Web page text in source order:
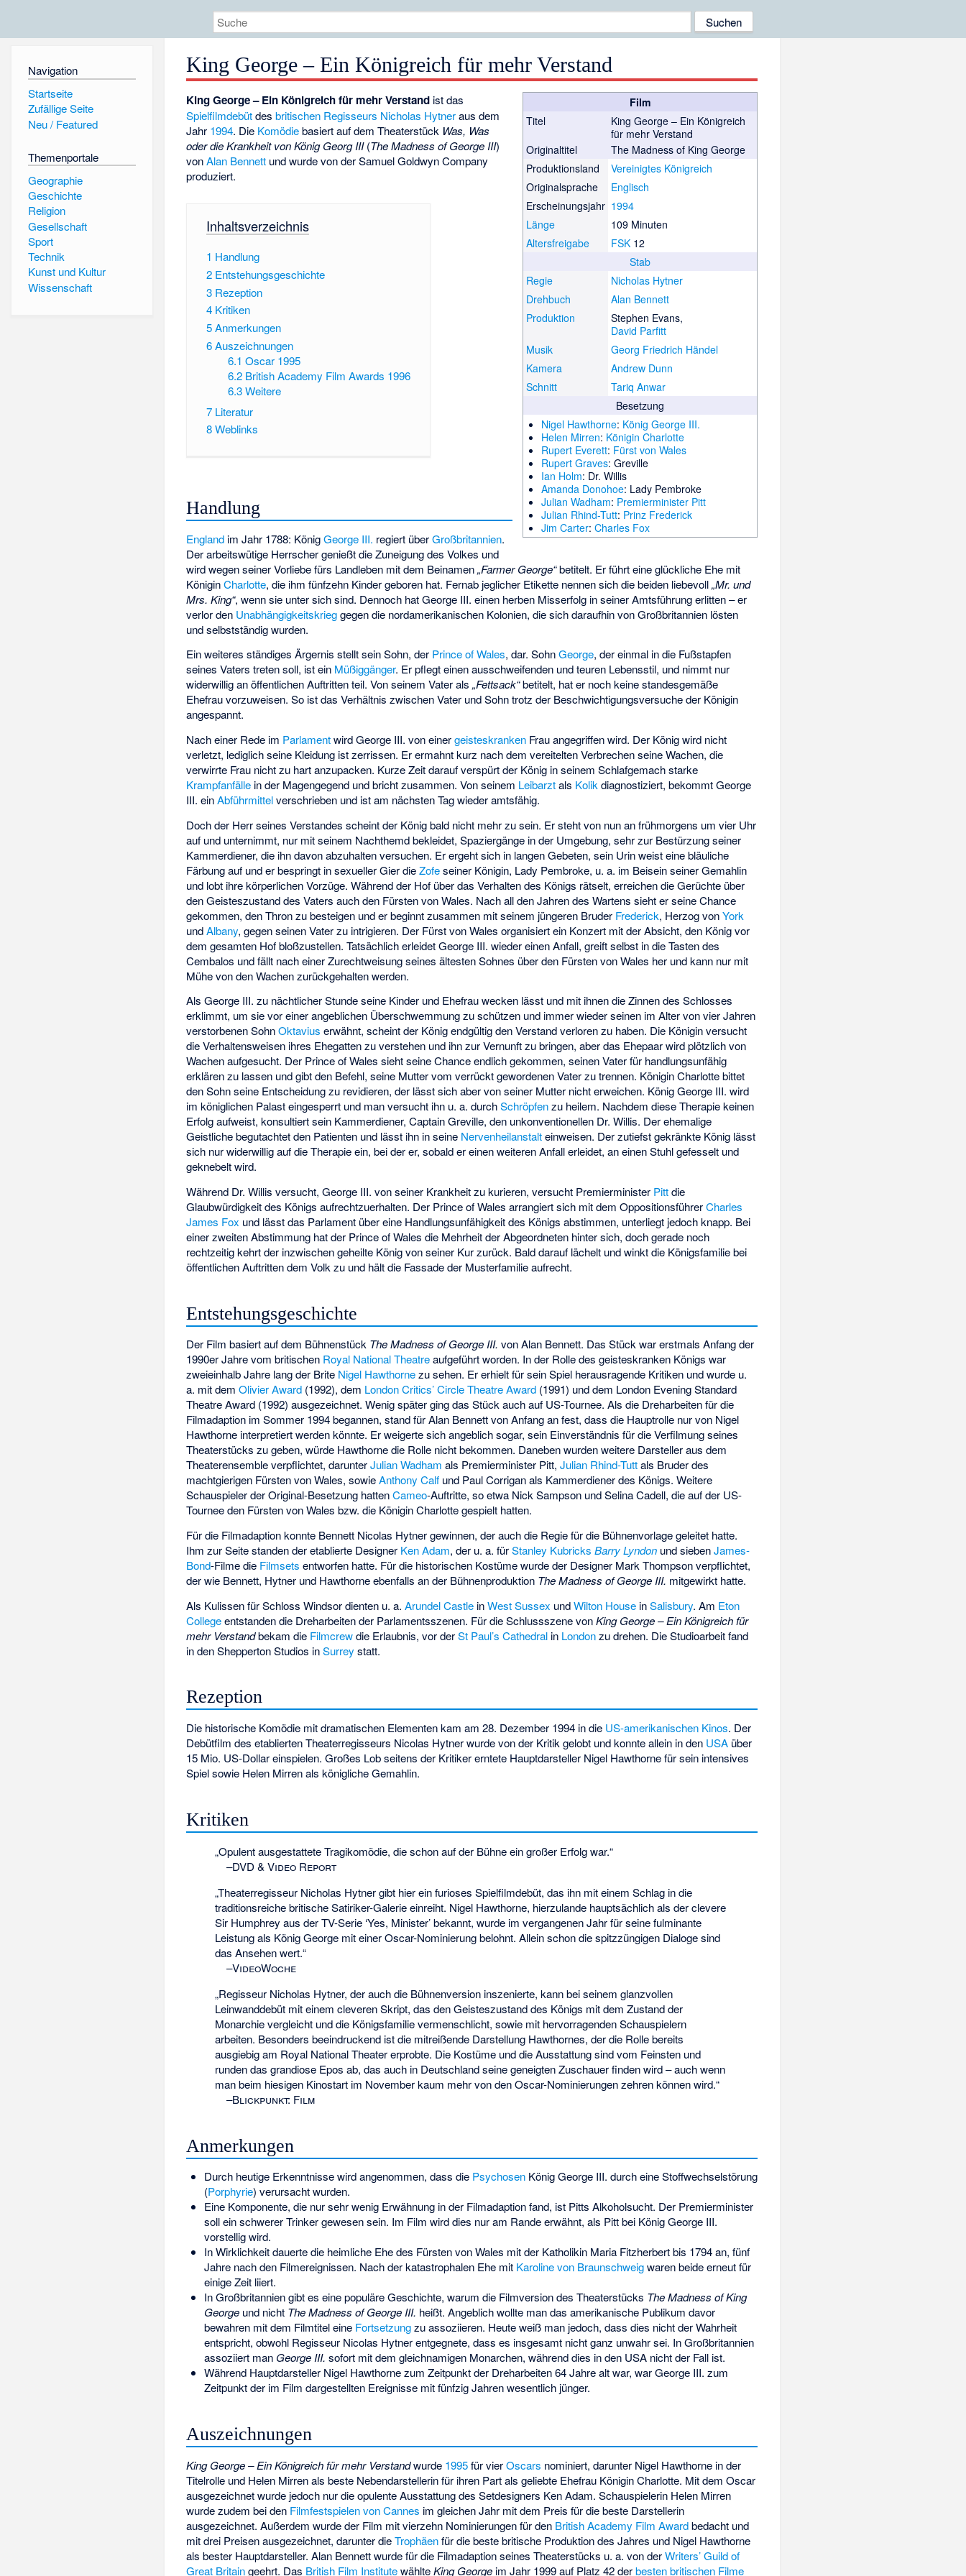
Navigation
Startseite
Zufällige Seite
Neu / Featured
Themenportale
Geographie
Geschichte
Religion
Gesellschaft
Sport
Technik
Kunst und Kultur
Wissenschaft
King George – Ein Königreich für mehr Verstand
Film
Titel
King George – Ein Königreich
für mehr Verstand
Originaltitel
The Madness of King George
Produktionsland
Vereinigtes Königreich
Originalsprache
Englisch
Erscheinungsjahr 1994
Länge
109 Minuten
Altersfreigabe
FSK 12
Stab
Regie
Nicholas Hytner
Drehbuch
Alan Bennett
Produktion
Stephen Evans,
David Parfitt
Musik
Georg Friedrich Händel
Kamera
Andrew Dunn
Schnitt
Tariq Anwar
Besetzung
Nigel Hawthorne: König George III.
Helen Mirren: Königin Charlotte
Rupert Everett: Fürst von Wales
Rupert Graves: Greville
Ian Holm: Dr. Willis
Amanda Donohoe: Lady Pembroke
Julian Wadham: Premierminister Pitt
Julian Rhind-Tutt: Prinz Frederick
Jim Carter:Charles Fox
King George – Ein Königreich für mehr Verstand ist das
Spielfilmdebütdesbritischen Regisseurs Nicholas Hytneraus dem
Jahr 1994. Die Komödiebasiert auf dem Theaterstück Was, Was
oder die Krankheit von König Georg III(The Madness of George III)
vonAlan Bennett und wurde von derSamuel Goldwyn Company
produziert.
Inhaltsverzeichnis
1 Handlung
2 Entstehungsgeschichte
3 Rezeption
4 Kritiken
5Anmerkungen
6Auszeichnungen
6.1 Oscar 1995
6.2 British Academy Film Awards 1996
6.3 Weitere
7 Literatur
8Weblinks
Handlung
England im Jahr 1788: KönigGeorge III. regiert überGroßbritannien.
Der arbeitswütige Herrscher genießt die Zuneigung des Volkes und
wird wegen seiner Vorliebe fürs Landleben mit dem Beinamen„Farmer George“betitelt. Er führt eine glückliche Ehe mit
KöniginCharlotte, die ihm fünfzehn Kinder geboren hat. Fernab jeglicher Etikette nennen sich die beiden liebevoll„Mr. und
Mrs. King“, wenn sie unter sich sind. Dennoch hat George III. einen herben Misserfolg in seiner Amtsführung erlitten – er
verlor den Unabhängigkeitskrieggegen die nordamerikanischen Kolonien, die sich daraufhin von Großbritannien lösten
und selbstständig wurden.
Ein weiteres ständiges Ärgernis stellt sein Sohn, der Prince of Wales, dar. SohnGeorge, der einmal in die Fußstapfen
seines Vaters treten soll, ist ein Müßiggänger. Er pflegt einen ausschweifenden und teuren Lebensstil, und nimmt nur
widerwillig an öffentlichen Auftritten teil. Von seinem Vater als„Fettsack“betitelt, hat er noch keine standesgemäße
Ehefrau vorzuweisen. So ist das Verhältnis zwischen Vater und Sohn trotz der Beschwichtigungsversuche der Königin
angespannt.
Nach einer Rede im Parlamentwird George III. von einergeisteskranken Frau angegriffen wird. Der König wird nicht
verletzt, lediglich seine Kleidung ist zerrissen. Er ermahnt kurz nach dem vereitelten Verbrechen seine Wachen, die
verwirrte Frau nicht zu hart anzupacken. Kurze Zeit darauf verspürt der König in seinem Schlafgemach starke
Krampfanfälle in der Magengegend und bricht zusammen. Von seinem Leibarztals Kolik diagnostiziert, bekommt George
III. einAbführmittelverschrieben und ist am nächsten Tag wieder amtsfähig.
Doch der Herr seines Verstandes scheint der König bald nicht mehr zu sein. Er steht von nun an frühmorgens um vier Uhr
auf und unternimmt, nur mit seinem Nachthemd bekleidet, Spaziergänge in der Umgebung, sehr zur Bestürzung seiner
Kammerdiener, die ihn davon abzuhalten versuchen. Er ergeht sich in langen Gebeten, sein Urin weist eine bläuliche
Färbung auf und er bespringt in sexueller Gier dieZofeseiner Königin, Lady Pembroke, u. a. im Beisein seiner Gemahlin
und lobt ihre körperlichen Vorzüge. Während der Hof über das Verhalten des Königs rätselt, erreichen die Gerüchte über
den Geisteszustand des Vaters auch den Fürsten von Wales. Nach all den Jahren des Wartens sieht er seine Chance
gekommen, den Thron zu besteigen und er beginnt zusammen mit seinem jüngeren Bruder Frederick, Herzog vonYork
undAlbany, gegen seinen Vater zu intrigieren. Der Fürst von Wales organisiert ein Konzert mit der Absicht, den König vor
dem gesamten Hof bloßzustellen. Tatsächlich erleidet George III. wieder einen Anfall, greift selbst in die Tasten des
Cembalos und fällt nach einer Zurechtweisung seines ältesten Sohnes über den Fürsten von Wales her und kann nur mit
Mühe von den Wachen zurückgehalten werden.
Als George III. zu nächtlicher Stunde seine Kinder und Ehefrau wecken lässt und mit ihnen die Zinnen des Schlosses
erklimmt, um sie vor einer angeblichen Überschwemmung zu schützen und immer wieder seinen im Alter von vier Jahren
verstorbenen SohnOktavius erwähnt, scheint der König endgültig den Verstand verloren zu haben. Die Königin versucht
die Verhaltensweisen ihres Ehegatten zu verstehen und ihn zur Vernunft zu bringen, aber das Ehepaar wird plötzlich von
Wachen aufgesucht. Der Prince of Wales sieht seine Chance endlich gekommen, seinen Vater für handlungsunfähig
erklären zu lassen und gibt den Befehl, seine Mutter vom verrückt gewordenen Vater zu trennen. Königin Charlotte bittet
den Sohn seine Entscheidung zu revidieren, der lässt sich aber von seiner Mutter nicht erweichen. König George III. wird
im königlichen Palast eingesperrt und man versucht ihn u. a. durchSchröpfenzu heilem. Nachdem diese Therapie keinen
Erfolg aufweist, konsultiert sein Kammerdiener, Captain Greville, den unkonventionellen Dr. Willis. Der ehemalige
Geistliche begutachtet den Patienten und lässt ihn in seine Nervenheilanstalteinweisen. Der zutiefst gekränkte König lässt
sich nur widerwillig auf die Therapie ein, bei der er, sobald er einen weiteren Anfall erleidet, an einen Stuhl gefesselt und
geknebelt wird.
Während Dr. Willis versucht, George III. von seiner Krankheit zu kurieren, versucht Premierminister Pittdie
Glaubwürdigkeit des Königs aufrechtzuerhalten. Der Prince of Wales arrangiert sich mit dem OppositionsführerCharles
James Fox und lässt das Parlament über eine Handlungsunfähigkeit des Königs abstimmen, unterliegt jedoch knapp. Bei
einer zweiten Abstimmung hat der Prince of Wales die Mehrheit der Abgeordneten hinter sich, doch gerade noch
rechtzeitig kehrt der inzwischen geheilte König von seiner Kur zurück. Bald darauf lächelt und winkt die Königsfamilie bei
öffentlichen Auftritten dem Volk zu und hält die Fassade der Musterfamilie aufrecht.
Entstehungsgeschichte
Der Film basiert auf dem Bühnenstück The Madness of George III. von Alan Bennett. Das Stück war erstmals Anfang der
1990er Jahre vom britischen Royal National Theatreaufgeführt worden. In der Rolle des geisteskranken Königs war
zweieinhalb Jahre lang der Brite Nigel Hawthornezu sehen. Er erhielt für sein Spiel herausragende Kritiken und wurde u.
a. mit demOlivier Award (1992), dem London Critics’ Circle Theatre Award (1991) und dem London Evening Standard
Theatre Award (1992) ausgezeichnet. Wenig später ging das Stück auch auf US-Tournee. Als die Dreharbeiten für die
Filmadaption im Sommer 1994 begannen, stand für Alan Bennett von Anfang an fest, dass die Hauptrolle nur von Nigel
Hawthorne interpretiert werden könnte. Er weigerte sich angeblich sogar, sein Einverständnis für die Verfilmung seines
Theaterstücks zu geben, würde Hawthorne die Rolle nicht bekommen. Daneben wurden weitere Darsteller aus dem
Theaterensemble verpflichtet, darunterJulian Wadham als Premierminister Pitt,Julian Rhind-Tuttals Bruder des
machtgierigen Fürsten von Wales, sowieAnthony Calf und Paul Corriganals Kammerdiener des Königs. Weitere
Schauspieler der Original-Besetzung hattenCameo-Auftritte, so etwa Nick Sampson undSelina Cadell, die auf der US-
Tournee den Fürsten von Wales bzw. die Königin Charlotte gespielt hatten.
Für die Filmadaption konnte Bennett Nicolas Hytner gewinnen, der auch die Regie für die Bühnenvorlage geleitet hatte.
Ihm zur Seite standen der etablierte Designer Ken Adam, der u. a. fürStanley Kubricks Barry Lyndon und siebenJames-
Bond-Filme die Filmsets entworfen hatte. Für die historischen Kostüme wurde der Designer Mark Thompsonverpflichtet,
der wie Bennett, Hytner und Hawthorne ebenfalls an der Bühnenproduktion The Madness of George III. mitgewirkt hatte.
Als Kulissen für Schloss Windsor dienten u. a.Arundel Castle inWest Sussex undWilton House inSalisbury. Am Eton
Collegeentstanden die Dreharbeiten der Parlamentsszenen. Für die Schlussszene vonKing George – Ein Königreich für
mehr Verstandbekam die Filmcrewdie Erlaubnis, vor derSt Paul’s Cathedral in Londonzu drehen. Die Studioarbeit fand
in den Shepperton Studios inSurrey statt.
Rezeption
Die historische Komödie mit dramatischen Elementen kam am 28. Dezember 1994 in die US-amerikanischen Kinos. Der
Debütfilm des etablierten Theaterregisseurs Nicolas Hytner wurde von der Kritik gelobt und konnte allein in den USA über
15 Mio. US-Dollar einspielen. Großes Lob seitens der Kritiker erntete Hauptdarsteller Nigel Hawthorne für sein intensives
Spiel sowie Helen Mirren als königliche Gemahlin.
Kritiken
„Opulent ausgestattete Tragikomödie, die schon auf der Bühne ein großer Erfolg war.“
–DVD & Video Report
„Theaterregisseur Nicholas Hytner gibt hier ein furioses Spielfilmdebüt, das ihn mit einem Schlag in die
traditionsreiche britische Satiriker-Galerie einreiht. Nigel Hawthorne, hierzulande hauptsächlich als der clevere
Sir Humphrey aus der TV-Serie ‘Yes, Minister’ bekannt, wurde im vergangenen Jahr für seine fulminante
Leistung als König George mit einer Oscar-Nominierung belohnt. Allein schon die spitzzüngigen Dialoge sind
das Ansehen wert.“
–VideoWoche
„Regisseur Nicholas Hytner, der auch die Bühnenversion inszenierte, kann bei seinem glanzvollen
Leinwanddebüt mit einem cleveren Skript, das den Geisteszustand des Königs mit dem Zustand der
Monarchie vergleicht und die Königsfamilie vermenschlicht, sowie mit hervorragenden Schauspielern
arbeiten. Besonders beeindruckend ist die mitreißende Darstellung Hawthornes, der die Rolle bereits
ausgiebig am Royal National Theater erprobte. Die Kostüme und die Ausstattung sind vom Feinsten und
runden das grandiose Epos ab, das auch in Deutschland seine geneigten Zuschauer finden wird – auch wenn
man beim hiesigen Kinostart im November kaum mehr von den Oscar-Nominierungen zehren können wird.“
–Blickpunkt: Film
Anmerkungen
Durch heutige Erkenntnisse wird angenommen, dass die PsychosenKönig George III. durch eine Stoffwechselstörung
(Porphyrie) verursacht wurden.
Eine Komponente, die nur sehr wenig Erwähnung in der Filmadaption fand, ist Pitts Alkoholsucht. Der Premierminister
soll ein schwerer Trinker gewesen sein. Im Film wird dies nur am Rande erwähnt, als Pitt bei König George III.
vorstellig wird.
In Wirklichkeit dauerte die heimliche Ehe des Fürsten von Wales mit der Katholikin Maria Fitzherbert bis 1794 an, fünf
Jahre nach den Filmereignissen. Nach der katastrophalen Ehe mit Karoline von Braunschweigwaren beide erneut für
einige Zeit liiert.
In Großbritannien gibt es eine populäre Geschichte, warum die Filmversion des Theaterstücks The Madness of King
Georgeund nicht The Madness of George III. heißt. Angeblich wollte man das amerikanische Publikum davor
bewahren mit dem Filmtitel eine Fortsetzungzu assoziieren. Heute weiß man jedoch, dass dies nicht der Wahrheit
entspricht, obwohl Regisseur Nicolas Hytner entgegnete, dass es insgesamt nicht ganz unwahr sei. In Großbritannien
assoziiert man George III. sofort mit dem gleichnamigen Monarchen, während dies in den USA nicht der Fall ist.
Während Hauptdarsteller Nigel Hawthorne zum Zeitpunkt der Dreharbeiten 64 Jahre alt war, war George III. zum
Zeitpunkt der im Film dargestellten Ereignisse mit fünfzig Jahren wesentlich jünger.
Auszeichnungen
King George – Ein Königreich für mehr Verstandwurde 1995für vierOscars nominiert, darunter Nigel Hawthorne in der
Titelrolle und Helen Mirren als beste Nebendarstellerin für ihren Part als geliebte Ehefrau Königin Charlotte. Mit dem Oscar
ausgezeichnet wurde jedoch nur die opulente Ausstattung des Setdesigners Ken Adam. Schauspielerin Helen Mirren
wurde zudem bei den Filmfestspielen von Cannes im gleichen Jahr mit dem Preis für die beste Darstellerin
ausgezeichnet. Außerdem wurde der Film mit vierzehn Nominierungen für den British Academy Film Awardbedacht und
mit drei Preisen ausgezeichnet, darunter dieTrophäenfür die beste britische Produktion des Jahres und Nigel Hawthorne
als bester Hauptdarsteller. Alan Bennett wurde für die Filmadaption seines Theaterstücks u. a. von derWriters’ Guild of
Great Britaingeehrt. Das British Film InstitutewählteKing George im Jahr 1999 auf Platz 42 derbesten britischen Filme